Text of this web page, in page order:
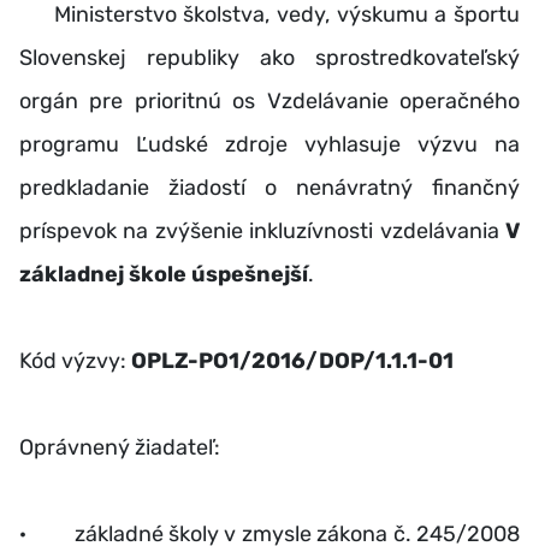
Ministerstvo školstva, vedy, výskumu a športu
Slovenskej republiky ako sprostredkovateľský
orgán pre prioritnú os Vzdelávanie operačného
programu Ľudské zdroje vyhlasuje výzvu na
predkladanie žiadostí o nenávratný finančný
príspevok na zvýšenie inkluzívnosti vzdelávania V
základnej škole úspešnejší.
Kód výzvy: OPLZ-PO1/2016/DOP/1.1.1-01
Oprávnený žiadateľ:
· základné školy v zmysle zákona č. 245/2008